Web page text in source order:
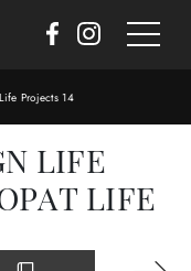
Life Projects 14
LIFE
LIFE